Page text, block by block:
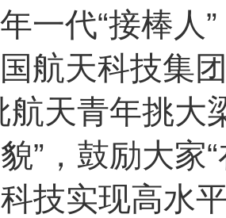
一代“接棒人
航天科技集
航天青年挑
”，鼓励大家
技实现高水